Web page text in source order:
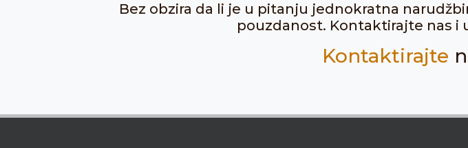
Bez obzira da li je u pitanju jednokratna
pouzdanost. Kontaktirajte nas i
Kontaktirajte